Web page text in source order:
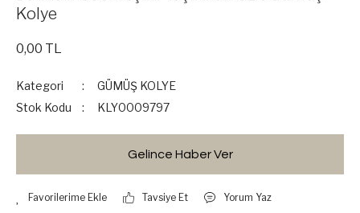
Kolye
0,00 TL
Kategori
GÜMÜŞ KOLYE
Stok Kodu
KLY0009797
Gelince Haber Ver
Tavsiye Et Yorum Yaz